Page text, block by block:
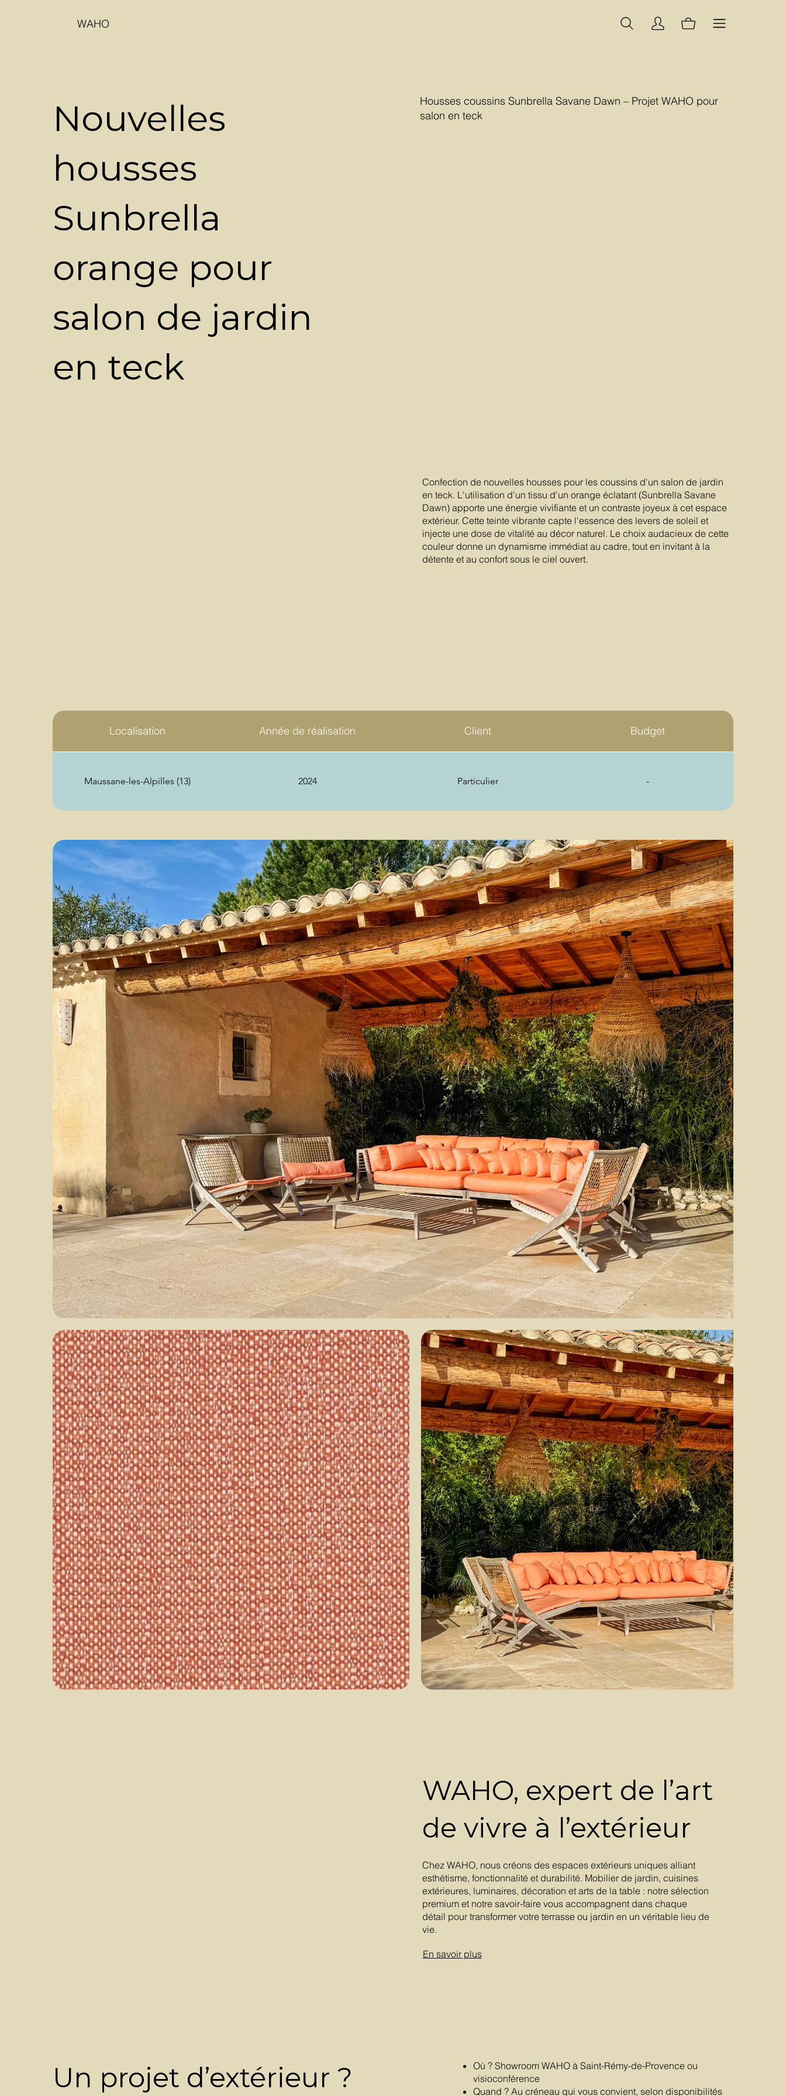
WAHO
Nouvelles
housses
Sunbrella
orange pour
salon de jardin
en teck
Housses coussins Sunbrella Savane Dawn – Projet WAHO pour
salon en teck
Confection de nouvelles housses pour les coussins d'un salon de jardin
en teck. L'utilisation d'un tissu d'un orange éclatant (Sunbrella Savane
Dawn) apporte une énergie vivifiante et un contraste joyeux à cet espace
extérieur. Cette teinte vibrante capte l'essence des levers de soleil et
injecte une dose de vitalité au décor naturel. Le choix audacieux de cette
couleur donne un dynamisme immédiat au cadre, tout en invitant à la
détente et au confort sous le ciel ouvert.
Localisation Année de réalisation Client Budget
Maussane-les-Alpilles (13) 2024 Particulier -
WAHO, expert de l’art
de vivre à l’extérieur
Chez WAHO, nous créons des espaces extérieurs uniques alliant
esthétisme, fonctionnalité et durabilité. Mobilier de jardin, cuisines
extérieures, luminaires, décoration et arts de la table : notre sélection
premium et notre savoir-faire vous accompagnent dans chaque
détail pour transformer votre terrasse ou jardin en un véritable lieu de
vie.
En savoir plus
Un projet d’extérieur ?
Où ? Showroom WAHO à Saint-Rémy-de-Provence ou
visioconférence
Quand ? Au créneau qui vous convient, selon disponibilités